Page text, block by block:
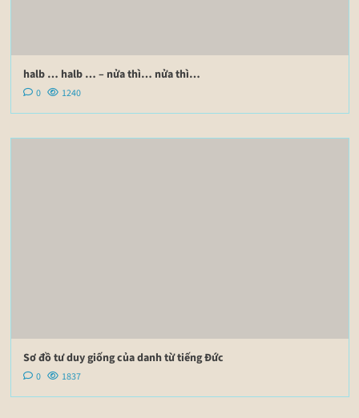
halb … halb … – nửa thì… nửa thì…
0 1240
Sơ đồ tư duy giống của danh từ tiếng Đức
0 1837